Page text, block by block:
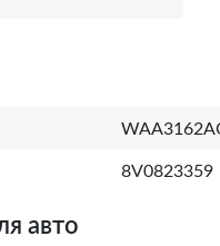
8V0823359
авто